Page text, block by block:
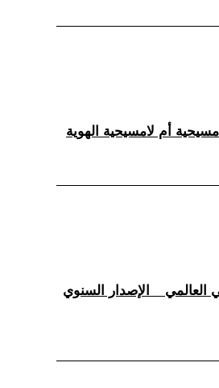
العالمي _ الإصدار السنوي